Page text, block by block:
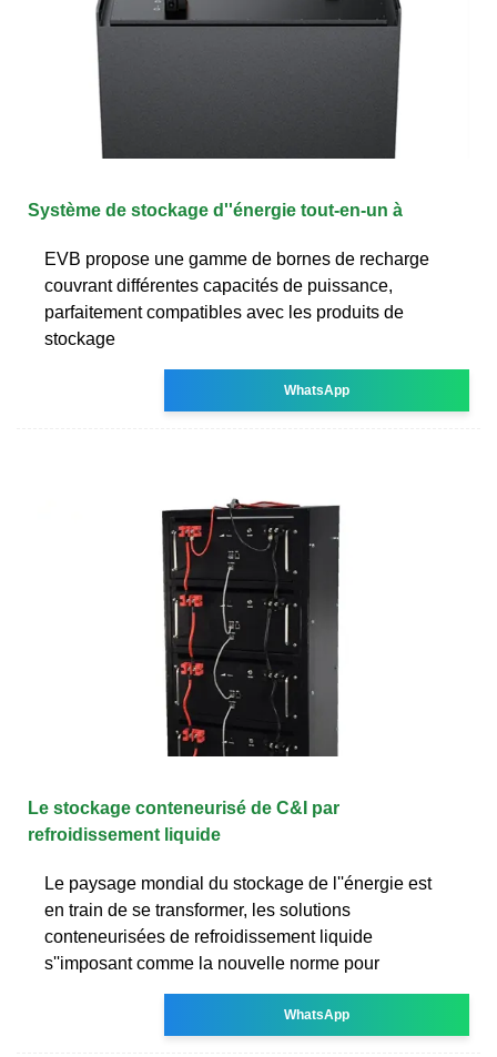
Système de stockage d''énergie tout-en-un à
EVB propose une gamme de bornes de recharge
couvrant différentes capacités de puissance,
parfaitement compatibles avec les produits de
stockage
WhatsApp
Le stockage conteneurisé de C&I par
refroidissement liquide
Le paysage mondial du stockage de l''énergie est
en train de se transformer, les solutions
conteneurisées de refroidissement liquide
s''imposant comme la nouvelle norme pour
WhatsApp